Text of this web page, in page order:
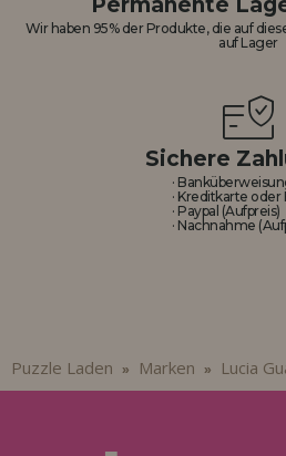
Los gehts! Wir haben auf dich gewartet.
Permanente
Wir haben 95% der Produkte, die auf
auf Lager
Sichere
·
· Kreditkarte oder
· Paypal (Aufpreis)
· Nachnahme
Puzzle Laden » Marken » Lucia